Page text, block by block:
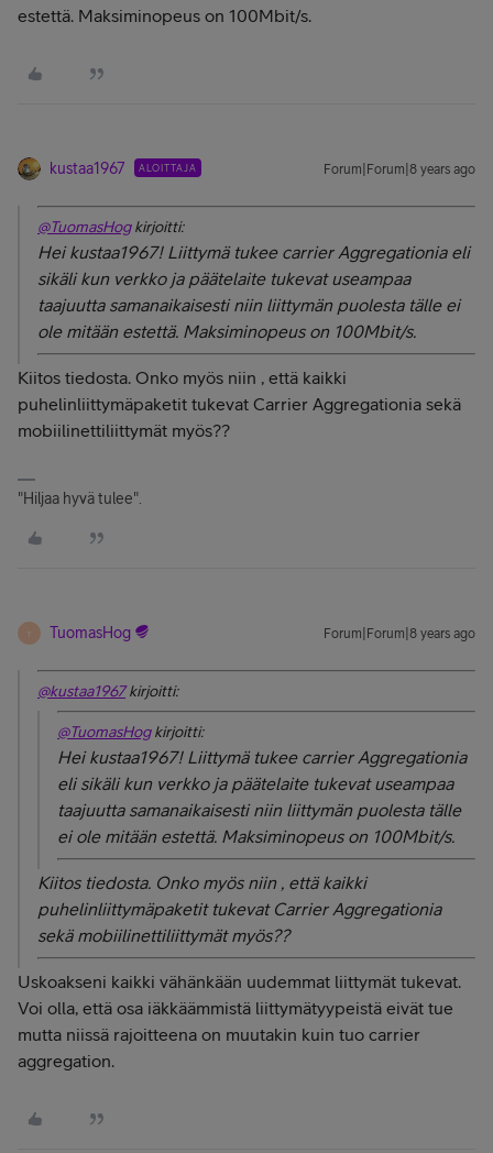
estettä. Maksiminopeus on 100Mbit/s.
kustaa1967 ALOITTAJA Forum|Forum|8 years ago
@TuomasHogkirjoitti:
Hei kustaa1967! Liittymä tukee carrier Aggregationia eli
sikäli kun verkko ja päätelaite tukevat useampaa
taajuutta samanaikaisesti niin liittymän puolesta tälle ei
ole mitään estettä. Maksiminopeus on 100Mbit/s.
Kiitos tiedosta. Onko myös niin , että kaikki
puhelinliittymäpaketit tukevat Carrier Aggregationia sekä
mobiilinettiliittymät myös??
"Hiljaa hyvä tulee".
T TuomasHog Forum|Forum|8 years ago
@kustaa1967kirjoitti:
@TuomasHogkirjoitti:
Hei kustaa1967! Liittymä tukee carrier Aggregationia
eli sikäli kun verkko ja päätelaite tukevat useampaa
taajuutta samanaikaisesti niin liittymän puolesta tälle
ei ole mitään estettä. Maksiminopeus on 100Mbit/s.
Kiitos tiedosta. Onko myös niin , että kaikki
puhelinliittymäpaketit tukevat Carrier Aggregationia
sekä mobiilinettiliittymät myös??
Uskoakseni kaikki vähänkään uudemmat liittymät tukevat.
Voi olla, että osa iäkkäämmistä liittymätyypeistä eivät tue
mutta niissä rajoitteena on muutakin kuin tuo carrier
aggregation.